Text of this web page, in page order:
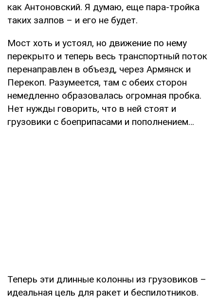
как Антоновский. Я думаю, еще пара-тройка
таких залпов – и его не будет.
Мост хоть и устоял, но движение по нему
перекрыто и теперь весь транспортный поток
перенаправлен в объезд, через Армянск и
Перекоп. Разумеется, там с обеих сторон
немедленно образовалась огромная пробка.
Нет нужды говорить, что в ней стоят и
грузовики с боеприпасами и пополнением…
Теперь эти длинные колонны из грузовиков –
идеальная цель для ракет и беспилотников.